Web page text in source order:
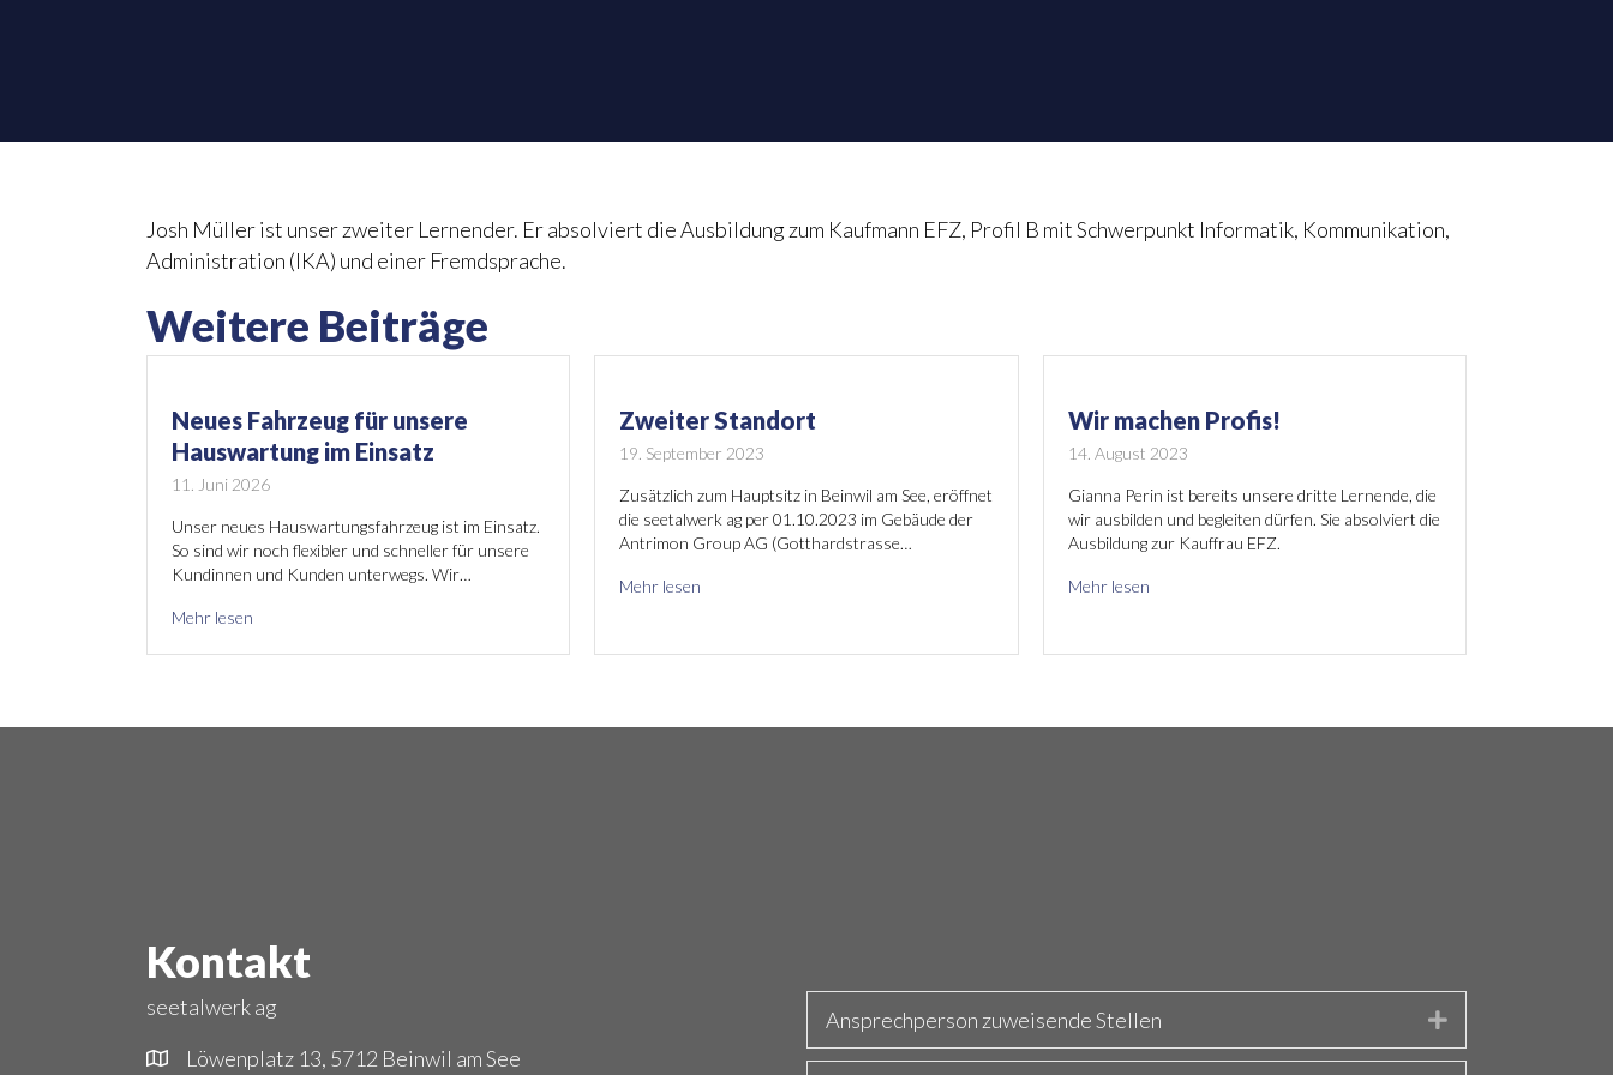
Josh Müller ist unser zweiter Lernender. Er absolviert die Ausbildung zum Kaufmann EFZ, Profil B mit Schwerpunkt Informatik, Kommunikation,
Administration (IKA) und einer Fremdsprache.
Weitere Beiträge
Neues Fahrzeug für unsere
Hauswartung im Einsatz
11. Juni 2026
Unser neues Hauswartungsfahrzeug ist im Einsatz.
So sind wir noch flexibler und schneller für unsere
Kundinnen und Kunden unterwegs. Wir…
Mehr lesen
Zweiter Standort
19. September 2023
Zusätzlich zum Hauptsitz in Beinwil am See, eröffnet
die seetalwerk ag per 01.10.2023 im Gebäude der
Antrimon Group AG (Gotthardstrasse…
Mehr lesen
Wir machen Profis!
14. August 2023
Gianna Perin ist bereits unsere dritte Lernende, die
wir ausbilden und begleiten dürfen. Sie absolviert die
Ausbildung zur Kauffrau EFZ.
Mehr lesen
Kontakt
seetalwerk ag
Löwenplatz 13, 5712 Beinwil am See
Ansprechperson zuweisende Stellen Expand